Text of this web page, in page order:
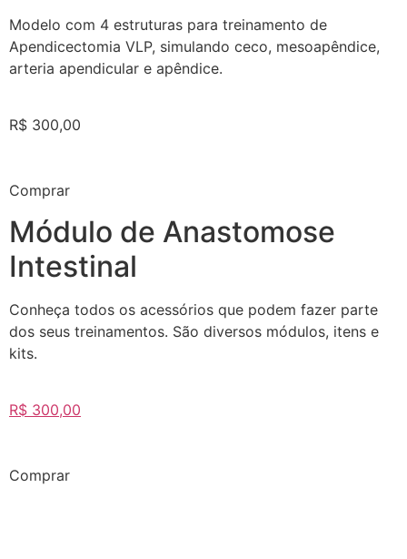
Modelo com 4 estruturas para treinamento de
Apendicectomia VLP, simulando ceco, mesoapêndice,
arteria apendicular e apêndice.
R$ 300,00
Comprar
Módulo de Anastomose
Intestinal
Conheça todos os acessórios que podem fazer parte
dos seus treinamentos. São diversos módulos, itens e
kits.
R$ 300,00
Comprar